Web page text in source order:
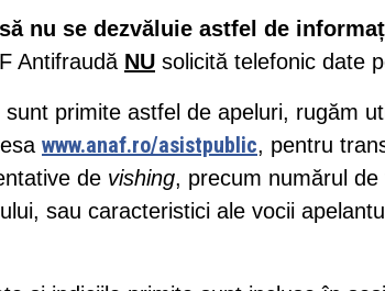
nu se dezvăluie astfel de
Antifraudă NU solicită telefonic date
primite astfel de apeluri, rugăm
www.anaf.ro/asistpublic, pentru
de vishing, precum numărul
sau caracteristici ale vocii